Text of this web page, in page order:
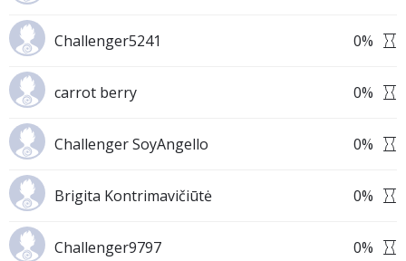
Challenger5241 0%
carrot berry 0%
Challenger SoyAngello 0%
Brigita Kontrimavičiūtė 0%
Challenger9797 0%